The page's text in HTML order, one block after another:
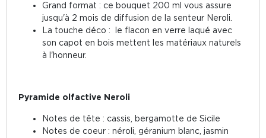
Grand format : ce bouquet 200 ml vous assure
jusqu'à 2 mois de diffusion de la senteur Neroli.
La touche déco : le flacon en verre laqué avec
son capot en bois mettent les matériaux naturels
à l'honneur.
Pyramide olfactive Neroli
Notes de tête : cassis, bergamotte de Sicile
Notes de coeur : néroli, géranium blanc, jasmin